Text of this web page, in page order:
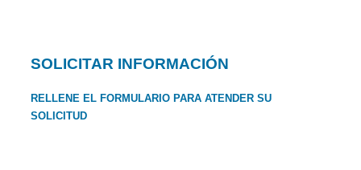
SOLICITAR INFORMACIÓN
RELLENE EL FORMULARIO PARA ATENDER SU
SOLICITUD